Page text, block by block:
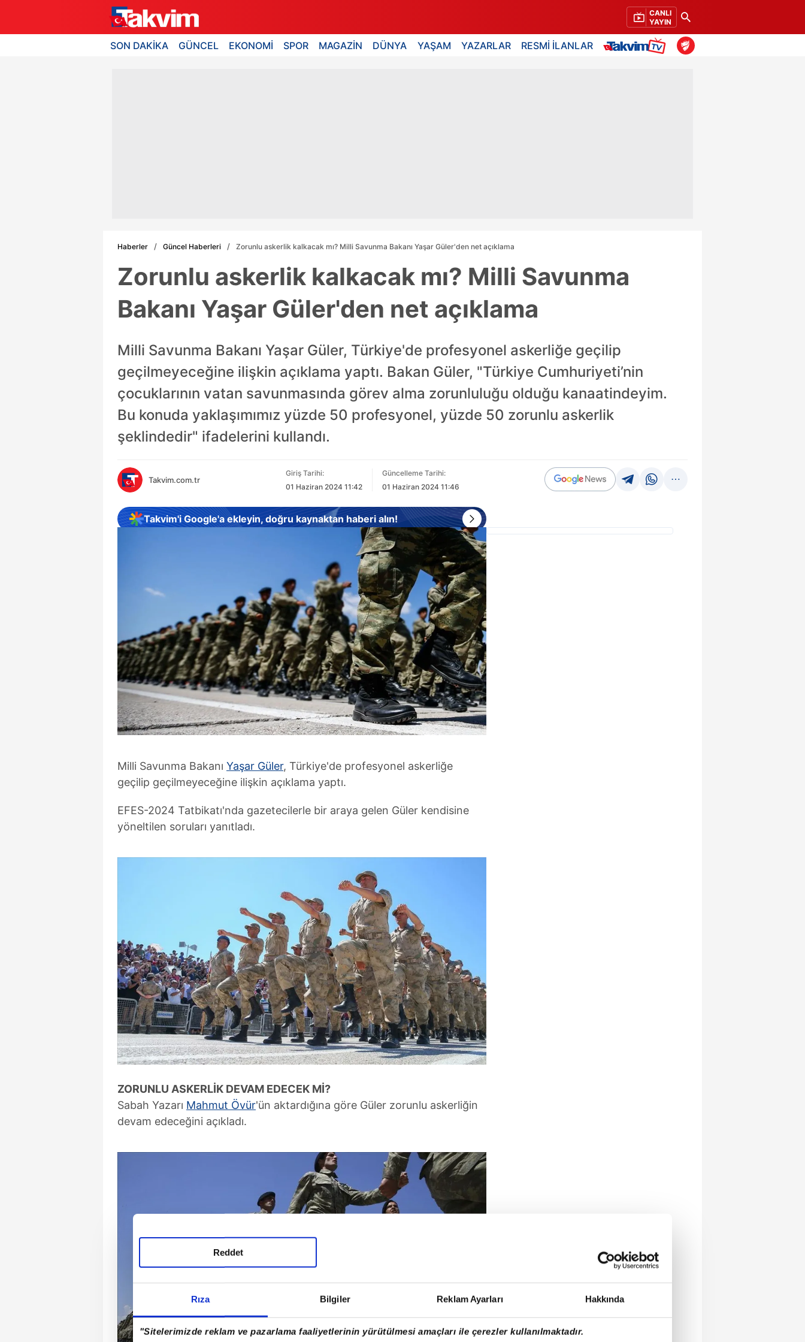
Rıza Bilgiler Reklam Ayarları Hakkında
"Sitelerimizde reklam ve pazarlama faaliyetlerinin yürütülmesi amaçları ile çerezler kullanılmaktadır.
Reddet
CANLI
YAYIN
SON DAKİKA GÜNCEL EKONOMİ SPOR MAGAZİN DÜNYA YAŞAM YAZARLAR RESMİ İLANLAR
Haberler Güncel Haberleri Zorunlu askerlik kalkacak mı? Milli Savunma Bakanı Yaşar Güler'den net açıklama
Zorunlu askerlik kalkacak mı? Milli Savunma
Bakanı Yaşar Güler'den net açıklama
Milli Savunma Bakanı Yaşar Güler, Türkiye'de profesyonel askerliğe geçilip
geçilmeyeceğine ilişkin açıklama yaptı. Bakan Güler, "Türkiye Cumhuriyeti’nin
çocuklarının vatan savunmasında görev alma zorunluluğu olduğu kanaatindeyim.
Bu konuda yaklaşımımız yüzde 50 profesyonel, yüzde 50 zorunlu askerlik
şeklindedir" ifadelerini kullandı.
Takvim.com.tr
Giriş Tarihi:
01 Haziran 2024 11:42
Güncelleme Tarihi:
01 Haziran 2024 11:46
Takvim'i Google'a ekleyin, doğru kaynaktan haberi alın!
Milli Savunma Bakanı Yaşar Güler, Türkiye'de profesyonel askerliğe
geçilip geçilmeyeceğine ilişkin açıklama yaptı.
EFES-2024 Tatbikatı'nda gazetecilerle bir araya gelen Güler kendisine
yöneltilen soruları yanıtladı.
ZORUNLU ASKERLİK DEVAM EDECEK Mİ?
Sabah Yazarı Mahmut Övür'ün aktardığına göre Güler zorunlu askerliğin
devam edeceğini açıkladı.